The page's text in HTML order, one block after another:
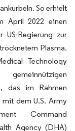
So erhielt
April 2022 einen
Regierung zur
Plasma.
Technology
das im Rahmen
dem U.S. Army
Command
Agency (DHA)